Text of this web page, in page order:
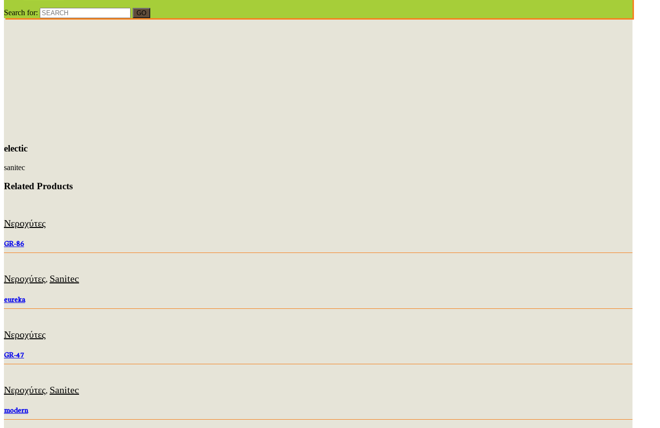
Search for:
electic
sanitec
Related Products
Νεροχύτες
GR-86
Νεροχύτες, Sanitec
eureka
Νεροχύτες
GR-47
Νεροχύτες, Sanitec
modern